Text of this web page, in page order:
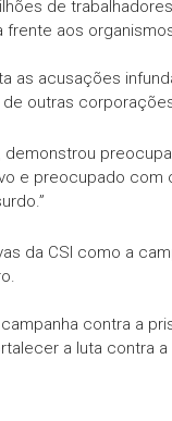
de
frente aos
as acusações
outras
demonstrou
e preocupado
da CSI como a
contra a
a luta contra